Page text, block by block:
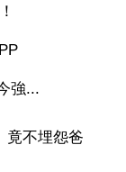
強...
不埋怨爸